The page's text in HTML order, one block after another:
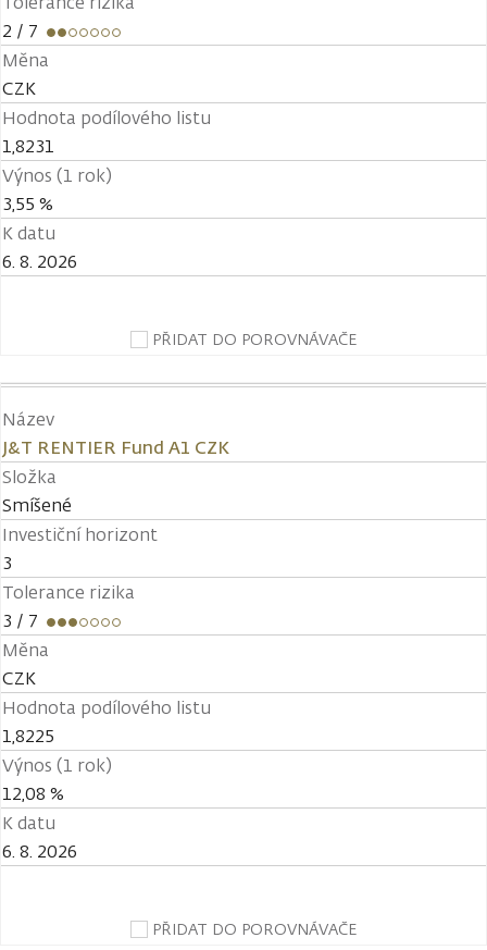
2 / 7
Měna
CZK
Hodnota podílového listu
1,8231
Výnos (1 rok)
3,55 %
K datu
6. 8. 2026
PŘIDAT DO POROVNÁVAČE
Název
J&T RENTIER Fund A1 CZK
Složka
Smíšené
Investiční horizont
3
Tolerance rizika
3 / 7
Měna
CZK
Hodnota podílového listu
1,8225
Výnos (1 rok)
12,08 %
K datu
6. 8. 2026
PŘIDAT DO POROVNÁVAČE